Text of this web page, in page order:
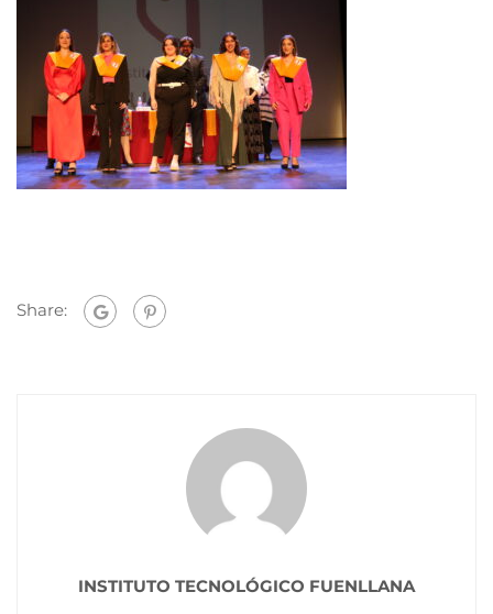
Share:
INSTITUTO TECNOLÓGICO FUENLLANA